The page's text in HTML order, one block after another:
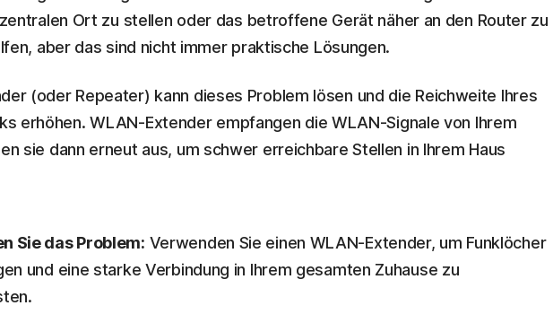
Ort zu stellen oder das betroffene Gerät näher an den Router zu
aber das sind nicht immer praktische Lösungen.
(oder Repeater) kann dieses Problem lösen und die Reichweite Ihres
erhöhen. WLAN-Extender empfangen die WLAN-Signale von Ihrem
sie dann erneut aus, um schwer erreichbare Stellen in Ihrem Haus
Sie das Problem: Verwenden Sie einen WLAN-Extender, um Funklöcher
und eine starke Verbindung in Ihrem gesamten Zuhause zu